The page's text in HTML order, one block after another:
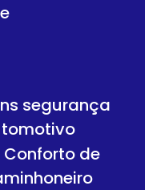
segurança
Conforto de